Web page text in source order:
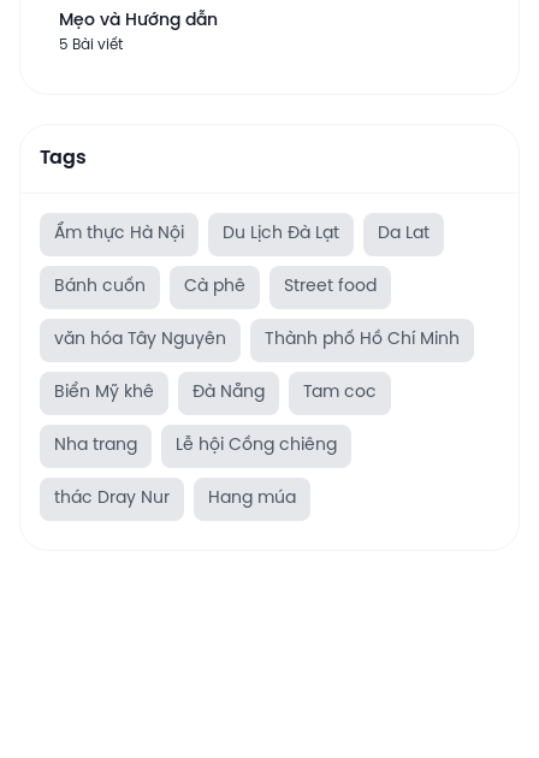
Mẹo và Hướng dẫn
5 Bài viết
Tags
Ẩm thực Hà Nội Du Lịch Đà Lạt Da Lat
Bánh cuốn Cà phê Street food
văn hóa Tây Nguyên Thành phố Hồ Chí Minh
Biển Mỹ khê Đà Nẵng Tam coc
Nha trang Lễ hội Cồng chiêng
thác Dray Nur Hang múa